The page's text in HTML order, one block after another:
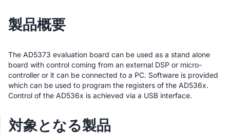
製品概要
The AD5373 evaluation board can be used as a stand alone
board with control coming from an external DSP or micro-
controller or it can be connected to a PC. Software is provided
which can be used to program the registers of the AD536x.
Control of the AD536x is achieved via a USB interface.
対象となる製品